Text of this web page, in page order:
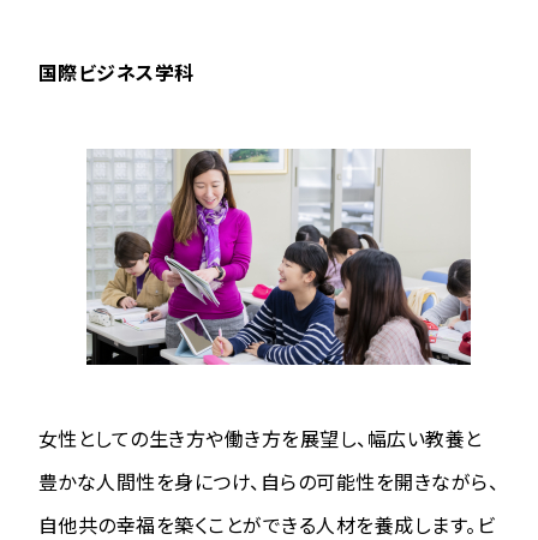
国際ビジネス学科
女性としての生き方や働き方を展望し、幅広い教養と
豊かな人間性を身につけ、自らの可能性を開きながら、
自他共の幸福を築くことができる人材を養成します。ビ